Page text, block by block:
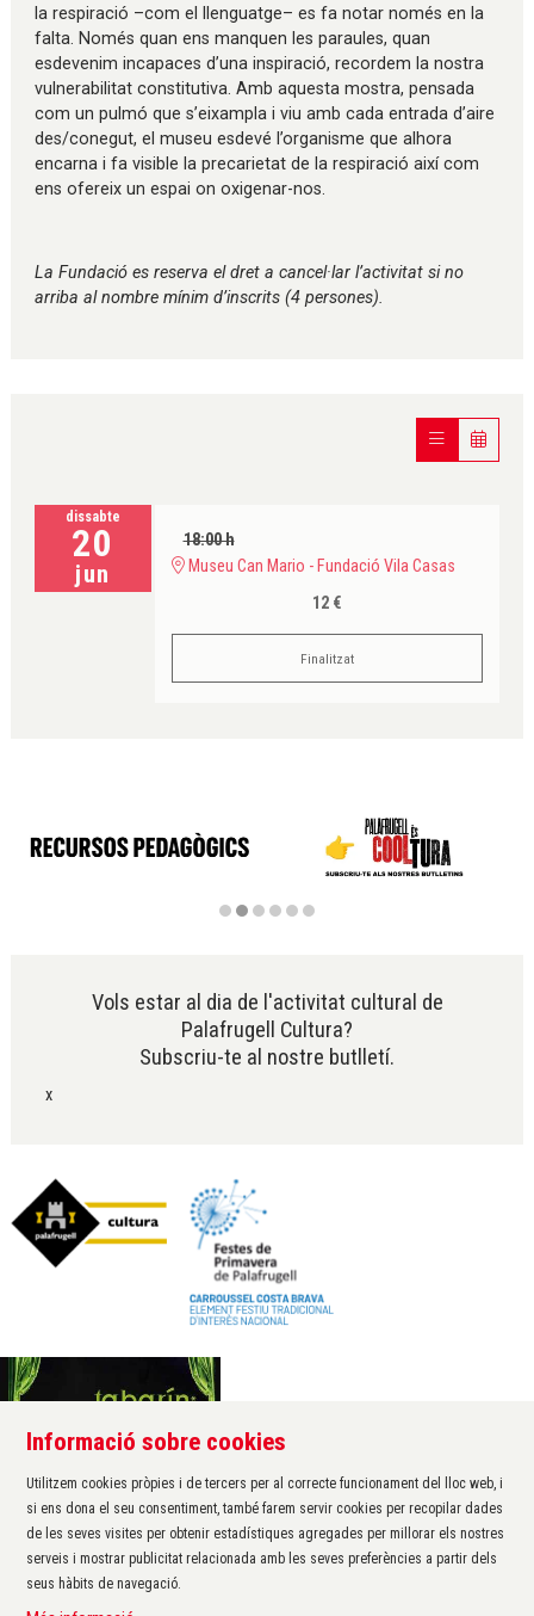
la respiració –com el llenguatge– es fa notar només en la
falta. Només quan ens manquen les paraules, quan
esdevenim incapaces d’una inspiració, recordem la nostra
vulnerabilitat constitutiva. Amb aquesta mostra, pensada
com un pulmó que s’eixampla i viu amb cada entrada d’aire
des/conegut, el museu esdevé l’organisme que alhora
encarna i fa visible la precarietat de la respiració així com
ens ofereix un espai on oxigenar-nos.
La Fundació es reserva el dret a cancel·lar l’activitat si no
arriba al nombre mínim d’inscrits (4 persones).
dissabte
20
jun
18:00 h
Museu Can Mario - Fundació Vila Casas
12 €
Finalitzat
Vols estar al dia de l'activitat cultural de
Palafrugell Cultura?
Subscriu-te al nostre butlletí.
x
Àrea de cultura de l'Ajuntament de Palafrugell
Carrer Santa Margarida, 1
17200 Palafrugell
972 611 172 ·
cultura@palafrugell.cat
Informació sobre cookies
Utilitzem cookies pròpies i de tercers per al correcte funcionament del lloc web, i
si ens dona el seu consentiment, també farem servir cookies per recopilar dades
de les seves visites per obtenir estadístiques agregades per millorar els nostres
serveis i mostrar publicitat relacionada amb les seves preferències a partir dels
seus hàbits de navegació.